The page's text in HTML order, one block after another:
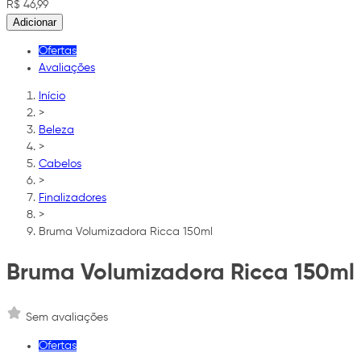
R$ 46,99
Adicionar
Ofertas
Avaliações
Início
>
Beleza
>
Cabelos
>
Finalizadores
>
Bruma Volumizadora Ricca 150ml
Bruma Volumizadora Ricca 150ml
Sem avaliações
Ofertas